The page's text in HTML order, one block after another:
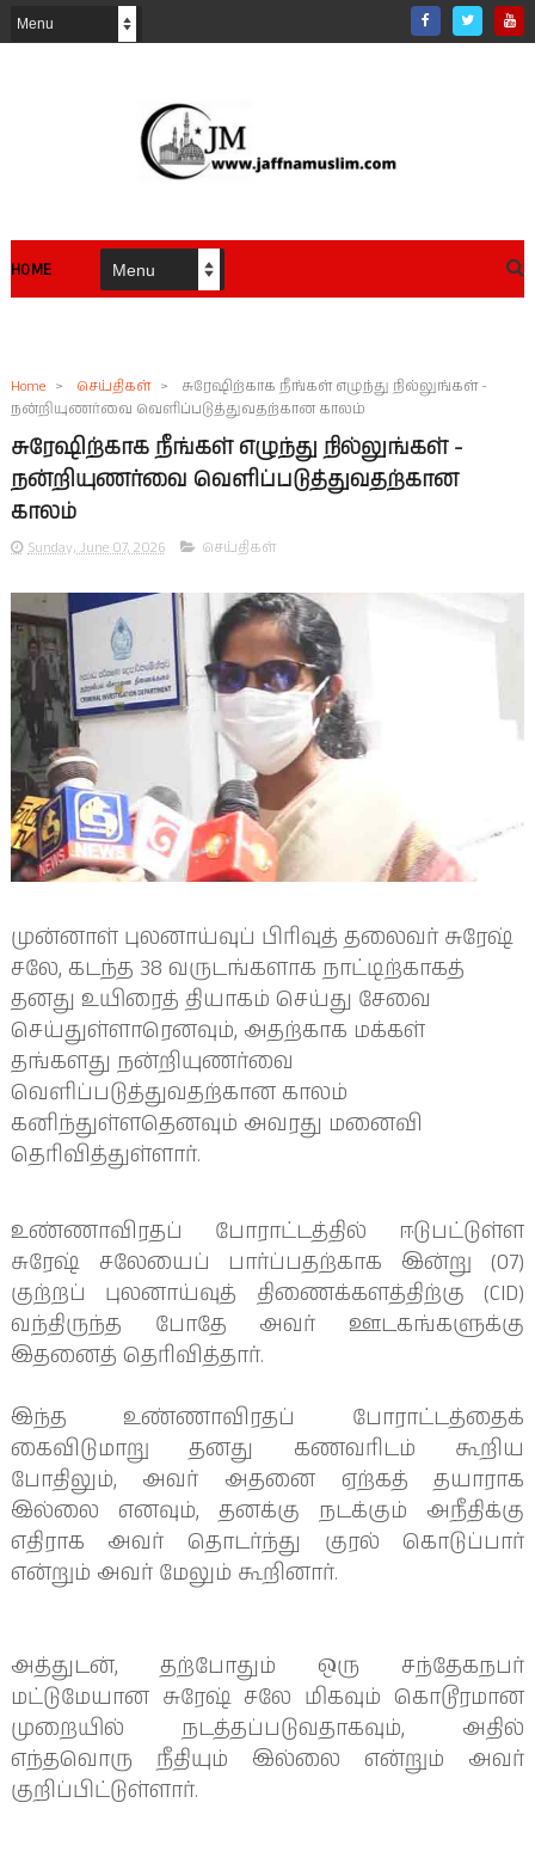
HOME
Home > செய்திகள் >
சுரேஷிற்காக நீங்கள் எழுந்து நில்லுங்கள் -
நன்றியுணர்வை வெளிப்படுத்துவதற்கான காலம்
சுரேஷிற்காக நீங்கள் எழுந்து நில்லுங்கள் -
நன்றியுணர்வை வெளிப்படுத்துவதற்கான
காலம்
Sunday, June 07, 2026 செய்திகள்
முன்னாள் புலனாய்வுப் பிரிவுத் தலைவர் சுரேஷ்
சலே, கடந்த 38 வருடங்களாக நாட்டிற்காகத்
தனது உயிரைத் தியாகம் செய்து சேவை
செய்துள்ளாரெனவும், அதற்காக மக்கள்
தங்களது நன்றியுணர்வை
வெளிப்படுத்துவதற்கான காலம்
கனிந்துள்ளதெனவும் அவரது மனைவி
தெரிவித்துள்ளார்.
உண்ணாவிரதப் போராட்டத்தில் ஈடுபட்டுள்ள
சுரேஷ் சலேயைப் பார்ப்பதற்காக இன்று (07)
குற்றப் புலனாய்வுத் திணைக்களத்திற்கு (CID)
வந்திருந்த போதே அவர் ஊடகங்களுக்கு
இதனைத் தெரிவித்தார்.
இந்த உண்ணாவிரதப் போராட்டத்தைக்
கைவிடுமாறு தனது கணவரிடம் கூறிய
போதிலும், அவர் அதனை ஏற்கத் தயாராக
இல்லை எனவும், தனக்கு நடக்கும் அநீதிக்கு
எதிராக அவர் தொடர்ந்து குரல் கொடுப்பார்
என்றும் அவர் மேலும் கூறினார்.
அத்துடன், தற்போதும் ஒரு சந்தேகநபர்
மட்டுமேயான சுரேஷ் சலே மிகவும் கொடூரமான
முறையில் நடத்தப்படுவதாகவும், அதில்
எந்தவொரு நீதியும் இல்லை என்றும் அவர்
குறிப்பிட்டுள்ளார்.